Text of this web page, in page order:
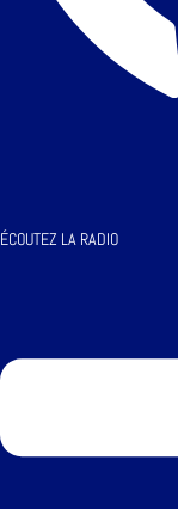
ÉCOUTEZ LA RADIO